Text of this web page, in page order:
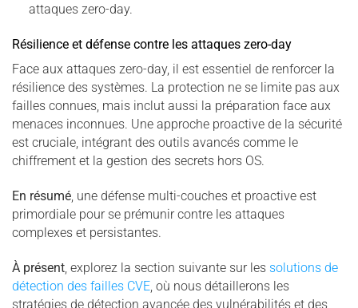
attaques zero-day.
Résilience et défense contre les attaques zero-day
Face aux attaques zero-day, il est essentiel de renforcer la
résilience des systèmes. La protection ne se limite pas aux
failles connues, mais inclut aussi la préparation face aux
menaces inconnues. Une approche proactive de la sécurité
est cruciale, intégrant des outils avancés comme le
chiffrement et la gestion des secrets hors OS.
En résumé , une défense multi-couches et proactive est
primordiale pour se prémunir contre les attaques
complexes et persistantes.
À présent , explorez la section suivante sur les solutions de
détection des failles CVE , où nous détaillerons les
stratégies de détection avancée des vulnérabilités et des